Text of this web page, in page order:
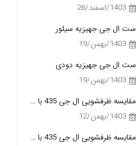
1403/اسفند/26
ست ال جی جهیزیه سیلور
1403/بهمن/19
ست ال جی جهیزیه دودی
1403/بهمن/19
مقایسه ظرفشویی ال جی 435 با 335
1403/بهمن/12
مقایسه ظرفشویی ال جی 435 با 325